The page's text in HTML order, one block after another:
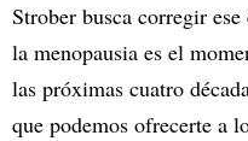
Strober busca corregir
la menopausia es el
las próximas cuatro
que podemos ofrecerte a